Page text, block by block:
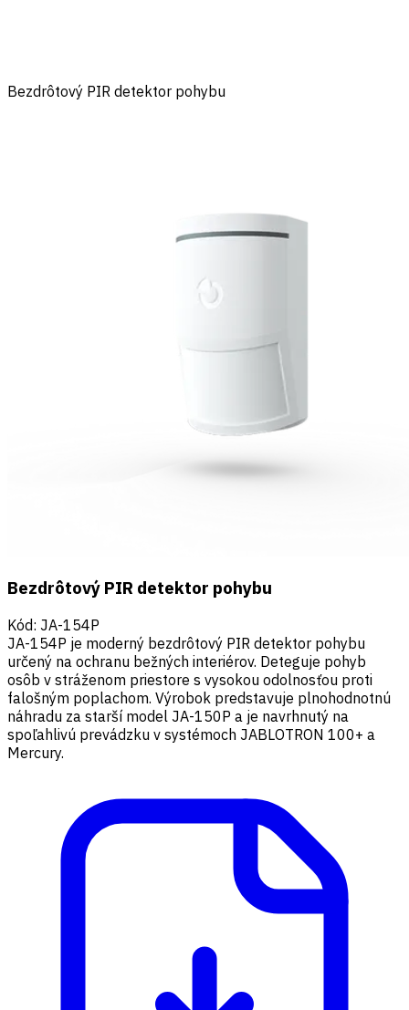
Bezdrôtový PIR detektor pohybu
Bezdrôtový PIR detektor pohybu
Kód: JA-154P
JA-154P je moderný bezdrôtový PIR detektor pohybu
určený na ochranu bežných interiérov. Deteguje pohyb
osôb v stráženom priestore s vysokou odolnosťou proti
falošným poplachom. Výrobok predstavuje plnohodnotnú
náhradu za starší model JA-150P a je navrhnutý na
spoľahlivú prevádzku v systémoch JABLOTRON 100+ a
Mercury.